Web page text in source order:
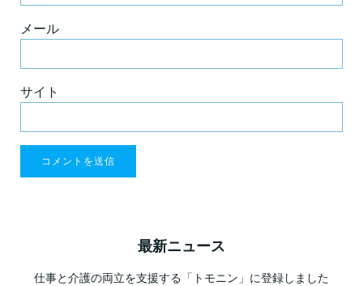
メール
サイト
最新ニュース
仕事と介護の両立を支援する「トモニン」に登録しました